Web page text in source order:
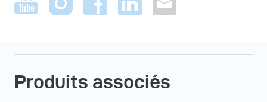
Produits associés